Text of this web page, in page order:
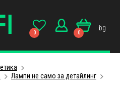
0 0
bg
Лампи не само за детайлинг